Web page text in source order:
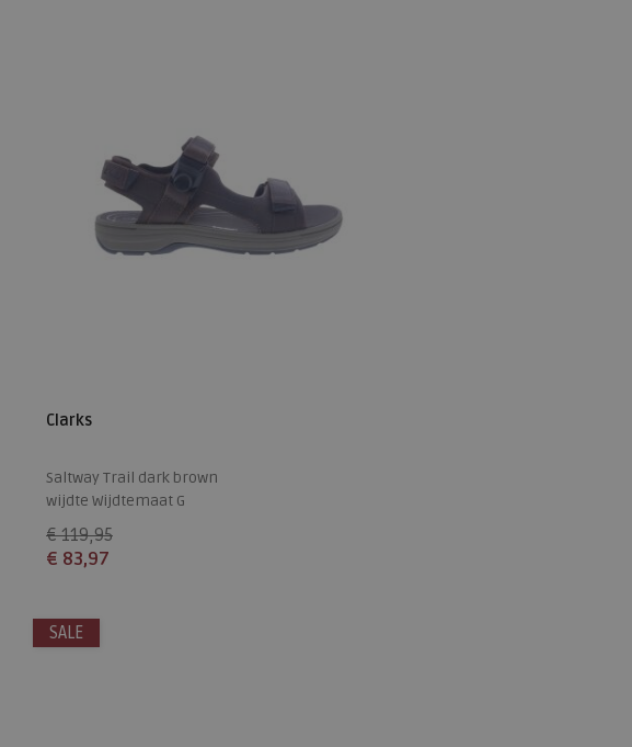
Clarks
Saltway Trail dark brown
wijdte Wijdtemaat G
€ 119,95
€ 83,97
7
SALE